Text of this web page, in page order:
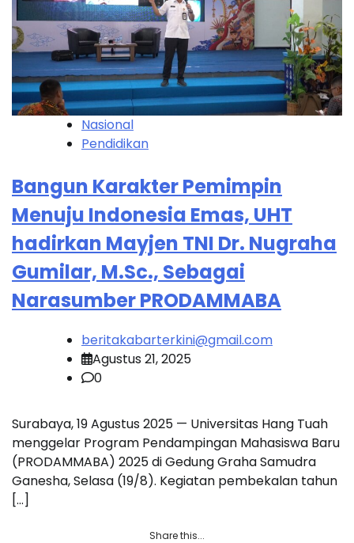
Nasional
Pendidikan
Bangun Karakter Pemimpin
Menuju Indonesia Emas, UHT
hadirkan Mayjen TNI Dr. Nugraha
Gumilar, M.Sc., Sebagai
Narasumber PRODAMMABA
beritakabarterkini@gmail.com
Agustus 21, 2025
0
Surabaya, 19 Agustus 2025 — Universitas Hang Tuah
menggelar Program Pendampingan Mahasiswa Baru
(PRODAMMABA) 2025 di Gedung Graha Samudra
Ganesha, Selasa (19/8). Kegiatan pembekalan tahun
[…]
Share this...